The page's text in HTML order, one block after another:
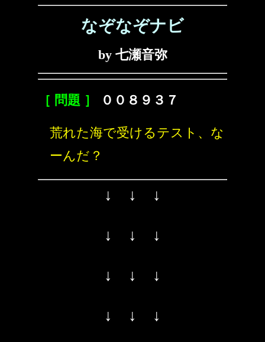
なぞなぞナビ
by 七瀬音弥
［ 問題 ］ ００８９３７
荒れた海で受けるテスト、な
ーんだ？
↓ ↓ ↓
↓ ↓ ↓
↓ ↓ ↓
↓ ↓ ↓